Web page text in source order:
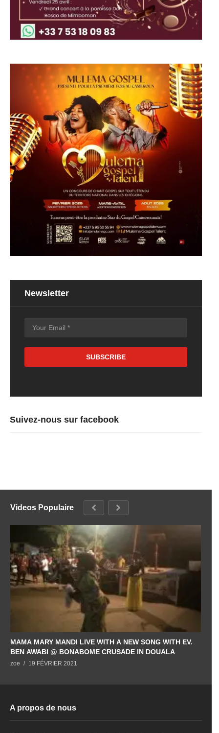
Newsletter
Suivez-nous sur facebook
Videos Populaire
MAMA MARY MANDI LIVE WITH A NEW SONG WITH EV.
BEN AWABI @ BONABOME CRUSADE IN DOUALA
zoe 19 FÉVRIER 2021
A propos de nous